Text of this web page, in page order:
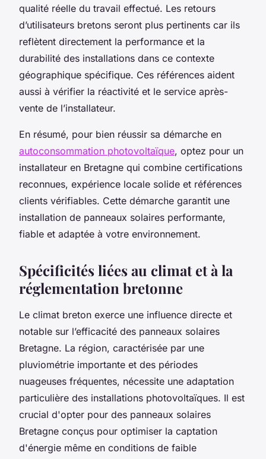
qualité réelle du travail effectué. Les retours
d’utilisateurs bretons seront plus pertinents car ils
reflètent directement la performance et la
durabilité des installations dans ce contexte
géographique spécifique. Ces références aident
aussi à vérifier la réactivité et le service après-
vente de l’installateur.
En résumé, pour bien réussir sa démarche en
autoconsommation photovoltaïque, optez pour un
installateur en Bretagne qui combine certifications
reconnues, expérience locale solide et références
clients vérifiables. Cette démarche garantit une
installation de panneaux solaires performante,
fiable et adaptée à votre environnement.
Spécificités liées au climat et à la
réglementation bretonne
Le climat breton exerce une influence directe et
notable sur l’efficacité des panneaux solaires
Bretagne. La région, caractérisée par une
pluviométrie importante et des périodes
nuageuses fréquentes, nécessite une adaptation
particulière des installations photovoltaïques. Il est
crucial d'opter pour des panneaux solaires
Bretagne conçus pour optimiser la captation
d'énergie même en conditions de faible